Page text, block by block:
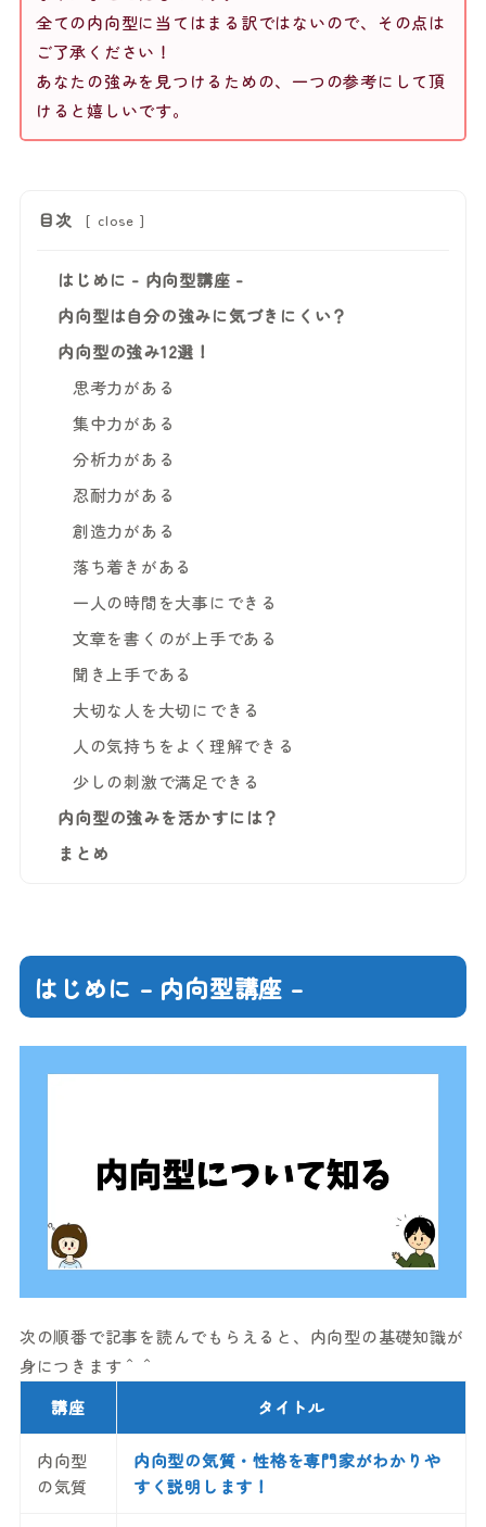
全ての内向型に当てはまる訳ではないので、その点は
ご了承ください！
あなたの強みを見つけるための、一つの参考にして頂
けると嬉しいです。
目次 [ close ]
はじめに - 内向型講座 -
内向型は自分の強みに気づきにくい？
内向型の強み12選！
思考力がある
集中力がある
分析力がある
忍耐力がある
創造力がある
落ち着きがある
一人の時間を大事にできる
文章を書くのが上手である
聞き上手である
大切な人を大切にできる
人の気持ちをよく理解できる
少しの刺激で満足できる
内向型の強みを活かすには？
まとめ
はじめに – 内向型講座 –
次の順番で記事を読んでもらえると、内向型の基礎知識が
身につきます＾＾
講座
タイトル
内向型
の気質
内向型の気質・性格を専門家がわかりや
すく説明します！